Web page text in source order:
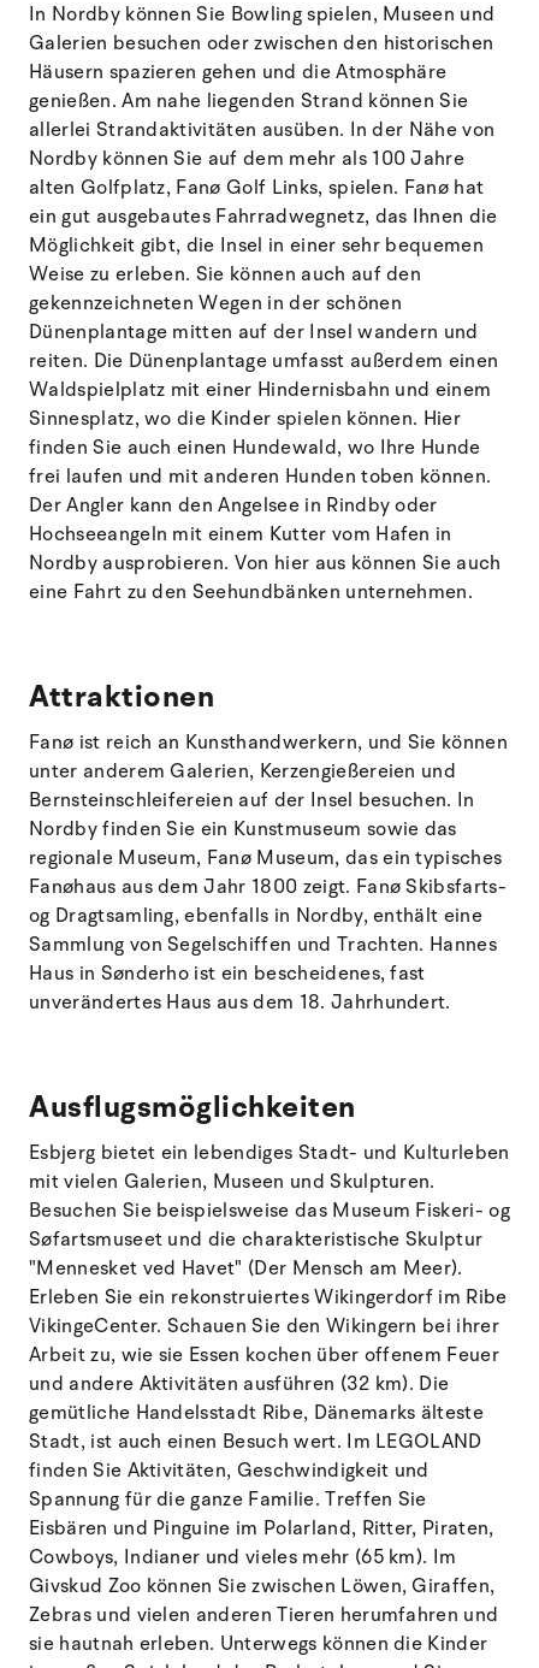
In Nordby können Sie Bowling spielen, Museen und
Galerien besuchen oder zwischen den historischen
Häusern spazieren gehen und die Atmosphäre
genießen. Am nahe liegenden Strand können Sie
allerlei Strandaktivitäten ausüben. In der Nähe von
Nordby können Sie auf dem mehr als 100 Jahre
alten Golfplatz, Fanø Golf Links, spielen. Fanø hat
ein gut ausgebautes Fahrradwegnetz, das Ihnen die
Möglichkeit gibt, die Insel in einer sehr bequemen
Weise zu erleben. Sie können auch auf den
gekennzeichneten Wegen in der schönen
Dünenplantage mitten auf der Insel wandern und
reiten. Die Dünenplantage umfasst außerdem einen
Waldspielplatz mit einer Hindernisbahn und einem
Sinnesplatz, wo die Kinder spielen können. Hier
finden Sie auch einen Hundewald, wo Ihre Hunde
frei laufen und mit anderen Hunden toben können.
Der Angler kann den Angelsee in Rindby oder
Hochseeangeln mit einem Kutter vom Hafen in
Nordby ausprobieren. Von hier aus können Sie auch
eine Fahrt zu den Seehundbänken unternehmen.
Attraktionen
Fanø ist reich an Kunsthandwerkern, und Sie können
unter anderem Galerien, Kerzengießereien und
Bernsteinschleifereien auf der Insel besuchen. In
Nordby finden Sie ein Kunstmuseum sowie das
regionale Museum, Fanø Museum, das ein typisches
Fanøhaus aus dem Jahr 1800 zeigt. Fanø Skibsfarts-
og Dragtsamling, ebenfalls in Nordby, enthält eine
Sammlung von Segelschiffen und Trachten. Hannes
Haus in Sønderho ist ein bescheidenes, fast
unverändertes Haus aus dem 18. Jahrhundert.
Ausflugsmöglichkeiten
Esbjerg bietet ein lebendiges Stadt- und Kulturleben
mit vielen Galerien, Museen und Skulpturen.
Besuchen Sie beispielsweise das Museum Fiskeri- og
Søfartsmuseet und die charakteristische Skulptur
"Mennesket ved Havet" (Der Mensch am Meer).
Erleben Sie ein rekonstruiertes Wikingerdorf im Ribe
VikingeCenter. Schauen Sie den Wikingern bei ihrer
Arbeit zu, wie sie Essen kochen über offenem Feuer
und andere Aktivitäten ausführen (32 km). Die
gemütliche Handelsstadt Ribe, Dänemarks älteste
Stadt, ist auch einen Besuch wert. Im LEGOLAND
finden Sie Aktivitäten, Geschwindigkeit und
Spannung für die ganze Familie. Treffen Sie
Eisbären und Pinguine im Polarland, Ritter, Piraten,
Cowboys, Indianer und vieles mehr (65 km). Im
Givskud Zoo können Sie zwischen Löwen, Giraffen,
Zebras und vielen anderen Tieren herumfahren und
sie hautnah erleben. Unterwegs können die Kinder